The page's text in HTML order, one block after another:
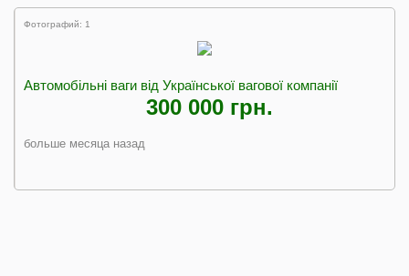
Фотографий: 1
Автомобільні ваги від Української вагової компанії
300 000 грн.
больше месяца назад